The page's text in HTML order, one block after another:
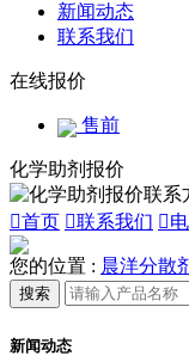
新闻动态
联系我们
在线报价
售前
化学助剂报价
首页 联系我们 
您的位置 : 晨洋分散
搜索
新闻动态